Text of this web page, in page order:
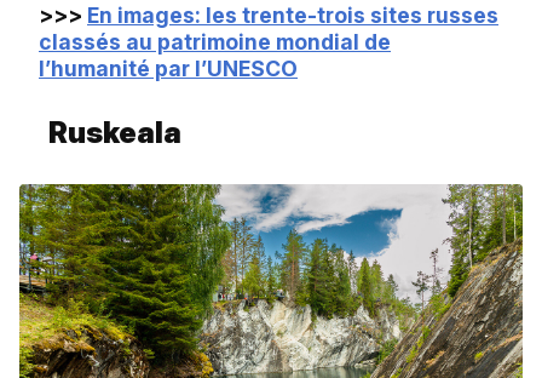
>>> En images: les trente-trois sites russes
classés au patrimoine mondial de
l’humanité par l’UNESCO
Ruskeala